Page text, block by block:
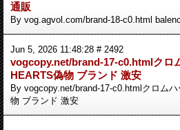
通販
By vog.agvol.com/brand-18-c0.html
Jun 5, 2026 11:48:28 # 2492
vogcopy.net/brand-17-c0.htmlクロ
HEARTS偽物 ブランド 激安
By vogcopy.net/brand-17-c0.htmlクロム
物 ブランド 激安